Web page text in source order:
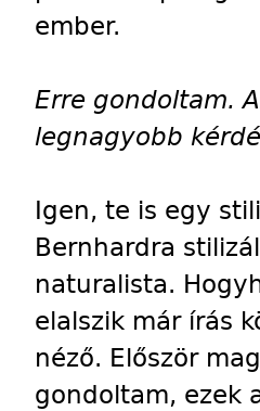
ember.
Erre gondoltam.
legnagyobb
Igen, te is egy
Bernhardra
naturalista.
elalszik már írás
néző. Először
gondoltam, ezek